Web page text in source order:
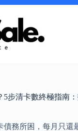
5步清卡數終極指南
債務所困，每月只還